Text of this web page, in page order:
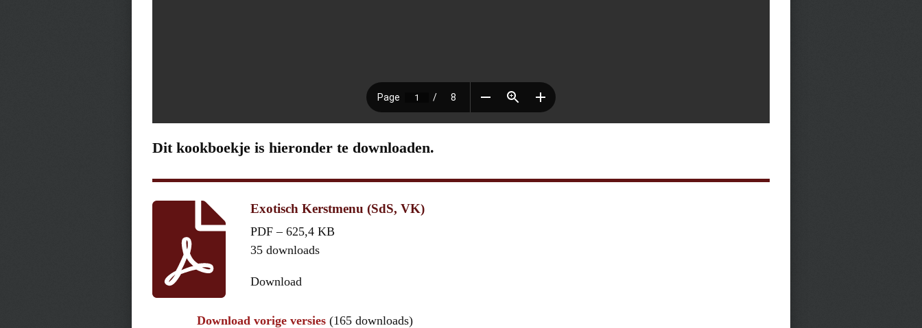
Dit kookboekje is hieronder te downloaden.
Exotisch Kerstmenu (SdS, VK)
PDF – 625,4 KB
35 downloads
Download
Download vorige versies (165 downloads)